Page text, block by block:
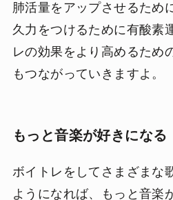
肺活量をアップさせるため
久力をつけるために有酸素
レの効果をより高めるため
もつながっていきますよ。
もっと音楽が好きになる
ボイトレをしてさまざまな
ようになれば、もっと音楽